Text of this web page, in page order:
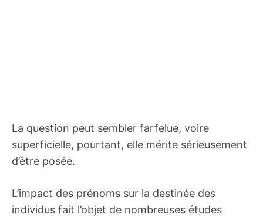
La question peut sembler farfelue, voire
superficielle, pourtant, elle mérite sérieusement
d’être posée.
L’impact des prénoms sur la destinée des
individus fait l’objet de nombreuses études